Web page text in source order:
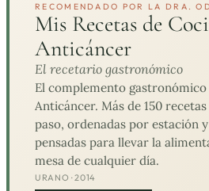
RECOMENDADO POR LA DRA.
Mis Recetas de
Anticáncer
El recetario gastronómico
El complemento gastronómico
Anticáncer. Más de 150
paso, ordenadas por estación
pensadas para llevar la
mesa de cualquier día.
URANO · 2014